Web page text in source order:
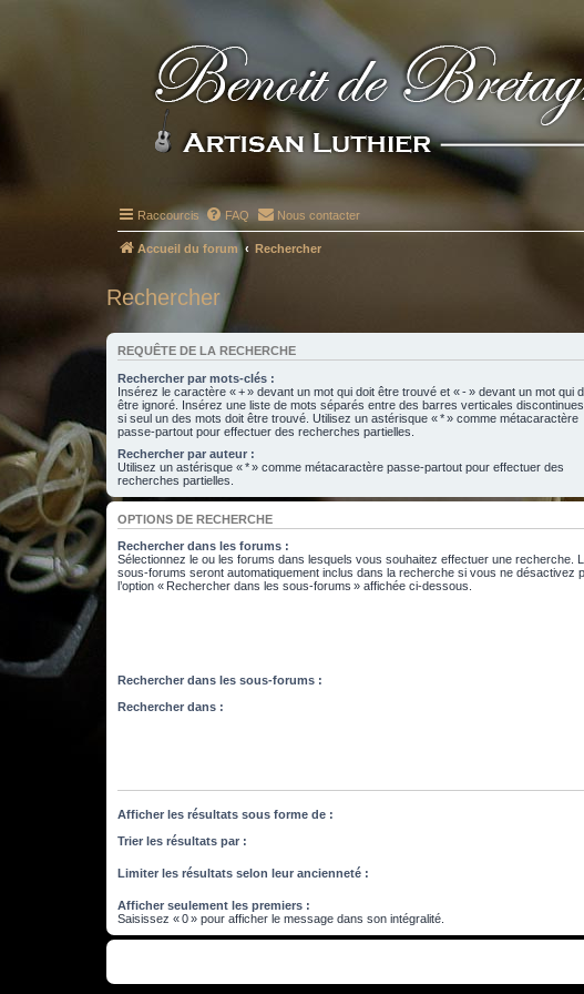
Raccourcis FAQ Nous contacter
Accueil du forum Rechercher
Rechercher
REQUÊTE DE LA RECHERCHE
Rechercher par mots-clés :
Insérez le caractère « + » devant un mot qui doit être trouvé et « - » devant un mot qui
être ignoré. Insérez une liste de mots séparés entre des barres verticales discontinues
si seul un des mots doit être trouvé. Utilisez un astérisque « * » comme métacaractère
passe-partout pour effectuer des recherches partielles.
Rechercher par auteur :
Utilisez un astérisque « * » comme métacaractère passe-partout pour effectuer des
recherches partielles.
OPTIONS DE RECHERCHE
Rechercher dans les forums :
Sélectionnez le ou les forums dans lesquels vous souhaitez effectuer une recherche.
sous-forums seront automatiquement inclus dans la recherche si vous ne désactivez
l’option « Rechercher dans les sous-forums » affichée ci-dessous.
Rechercher dans les sous-forums :
Rechercher dans :
Afficher les résultats sous forme de :
Trier les résultats par :
Limiter les résultats selon leur ancienneté :
Afficher seulement les premiers :
Saisissez « 0 » pour afficher le message dans son intégralité.